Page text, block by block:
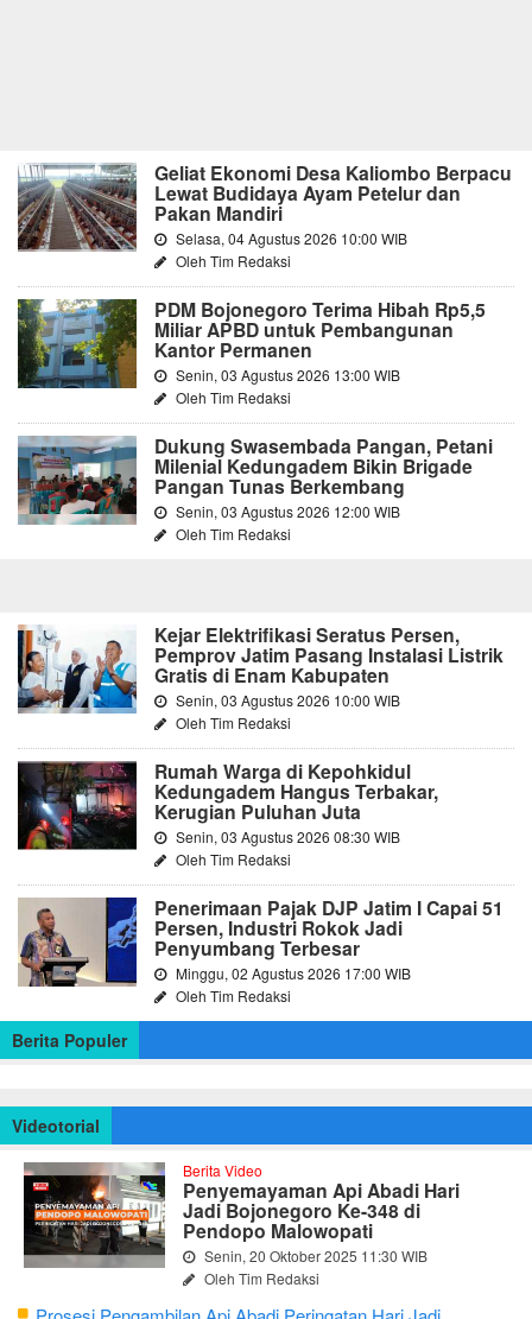
Geliat Ekonomi Desa Kaliombo Berpacu
Lewat Budidaya Ayam Petelur dan
Pakan Mandiri
Selasa, 04 Agustus 2026 10:00 WIB
Oleh Tim Redaksi
PDM Bojonegoro Terima Hibah Rp5,5
Miliar APBD untuk Pembangunan
Kantor Permanen
Senin, 03 Agustus 2026 13:00 WIB
Oleh Tim Redaksi
Dukung Swasembada Pangan, Petani
Milenial Kedungadem Bikin Brigade
Pangan Tunas Berkembang
Senin, 03 Agustus 2026 12:00 WIB
Oleh Tim Redaksi
Kejar Elektrifikasi Seratus Persen,
Pemprov Jatim Pasang Instalasi Listrik
Gratis di Enam Kabupaten
Senin, 03 Agustus 2026 10:00 WIB
Oleh Tim Redaksi
Rumah Warga di Kepohkidul
Kedungadem Hangus Terbakar,
Kerugian Puluhan Juta
Senin, 03 Agustus 2026 08:30 WIB
Oleh Tim Redaksi
Penerimaan Pajak DJP Jatim I Capai 51
Persen, Industri Rokok Jadi
Penyumbang Terbesar
Minggu, 02 Agustus 2026 17:00 WIB
Oleh Tim Redaksi
Berita Populer
Videotorial
Berita Video
Penyemayaman Api Abadi Hari
Jadi Bojonegoro Ke-348 di
Pendopo Malowopati
Senin, 20 Oktober 2025 11:30 WIB
Oleh Tim Redaksi